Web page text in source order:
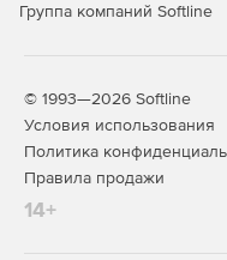
Группа компаний Softline
© 1993—2026 Softline
Условия использования
Политика
Правила продажи
14+